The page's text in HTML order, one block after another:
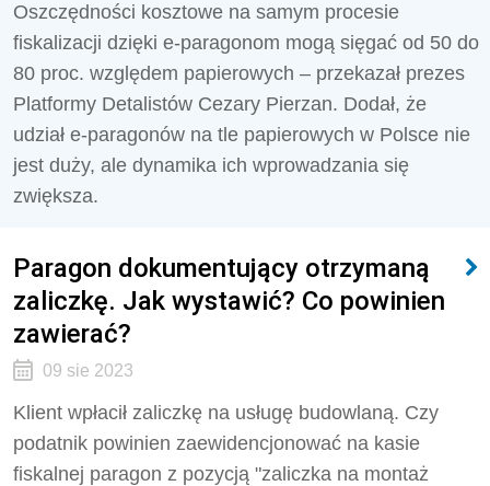
Oszczędności kosztowe na samym procesie
fiskalizacji dzięki e-paragonom mogą sięgać od 50 do
80 proc. względem papierowych – przekazał prezes
Platformy Detalistów Cezary Pierzan. Dodał, że
udział e-paragonów na tle papierowych w Polsce nie
jest duży, ale dynamika ich wprowadzania się
zwiększa.
Paragon dokumentujący otrzymaną
zaliczkę. Jak wystawić? Co powinien
zawierać?
09 sie 2023
Klient wpłacił zaliczkę na usługę budowlaną. Czy
podatnik powinien zaewidencjonować na kasie
fiskalnej paragon z pozycją "zaliczka na montaż